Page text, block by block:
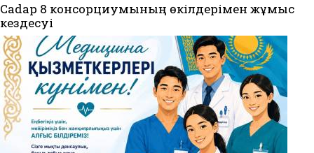
Cadap 8 консорциумының өкілдерімен жұмыс
кездесуі